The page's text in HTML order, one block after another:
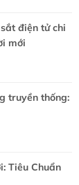
điện tử chi
mới
truyền thống:
Tiêu Chuẩn